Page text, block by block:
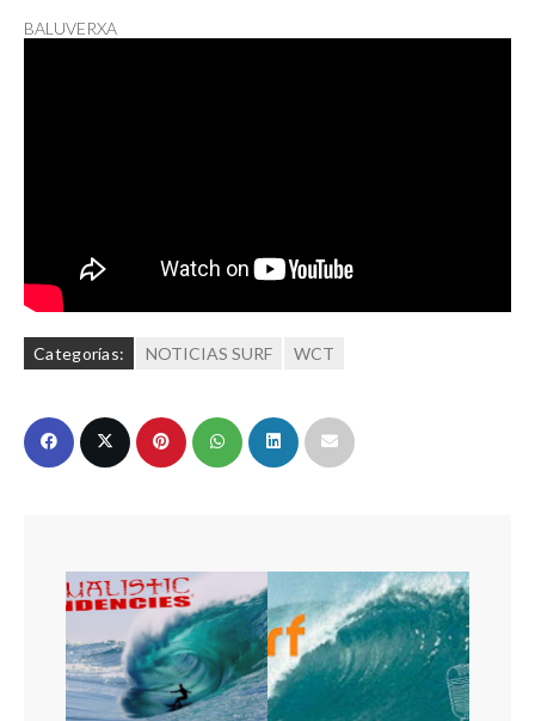
BALUVERXA
Categorías: NOTICIAS SURF WCT